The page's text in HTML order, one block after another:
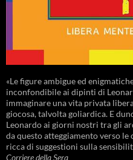
«Le figure ambigue ed
inconfondibile ai dipinti di
immaginare una vita privata
giocosa, talvolta goliardica. E
Leonardo ai giorni nostri tra gli
da questo atteggiamento verso le
ricca di suggestioni sulla
Corriere della Sera